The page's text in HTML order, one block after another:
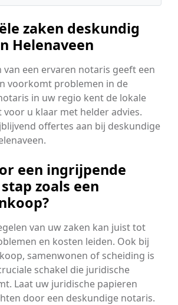
zaken deskundig
Helenaveen
van een ervaren notaris geeft een
voorkomt problemen in de
in uw regio kent de lokale
voor u klaar met helder advies.
offertes aan bij deskundige
een ingrijpende
zoals een
van uw zaken kan juist tot
en kosten leiden. Ook bij
samenwonen of scheiding is
schakel die juridische
Laat uw juridische papieren
door een deskundige notaris.